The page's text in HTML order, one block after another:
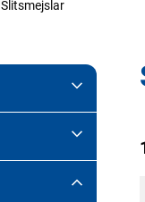
Slitsmejslar